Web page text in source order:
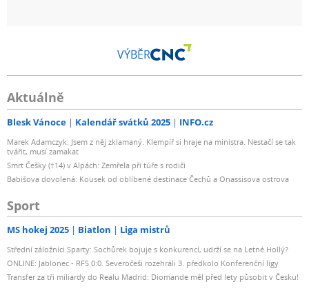
VÝBĚR
Aktuálně
Blesk Vánoce Kalendář svátků 2025 INFO.cz
Marek Adamczyk: Jsem z něj zklamaný. Klempíř si hraje na ministra. Nestačí se tak
tvářit, musí zamakat
Smrt Češky (†14) v Alpách: Zemřela při túře s rodiči
Babišova dovolená: Kousek od oblíbené destinace Čechů a Onassisova ostrova
Sport
MS hokej 2025 Biatlon Liga mistrů
Střední záložníci Sparty: Sochůrek bojuje s konkurencí, udrží se na Letné Hollý?
ONLINE: Jablonec - RFS 0:0. Severočeši rozehráli 3. předkolo Konferenční ligy
Transfer za tři miliardy do Realu Madrid: Diomande měl před lety působit v Česku!